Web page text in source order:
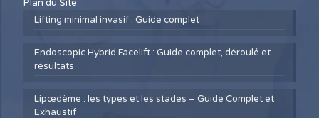
Plan du Site
Lifting minimal invasif : Guide complet
Endoscopic Hybrid Facelift : Guide complet, déroulé et
résultats
Lipœdème : les types et les stades – Guide Complet et
Exhaustif